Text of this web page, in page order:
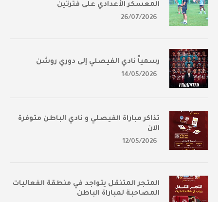
المعسكر الأعدادي على فترتين
26/07/2026
رسمياً نادي الفيصلي إلى دوري روشن
14/05/2026
تذاكر مباراة الفيصلي و نادي الباطن متوفرة
الآن
12/05/2026
المتجر المتنقل يتواجد في منطقة الفعاليات
المصاحبة لمباراة الباطن